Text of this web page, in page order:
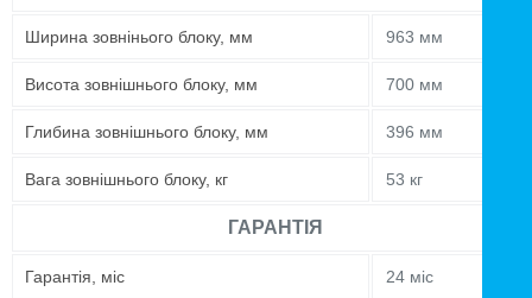
Ширина зовнінього блоку, мм 963 мм
Висота зовнішнього блоку, мм 700 мм
Глибина зовнішнього блоку, мм 396 мм
Вага зовнішнього блоку, кг 53 кг
ГАРАНТІЯ
Гарантія, міс 24 міс